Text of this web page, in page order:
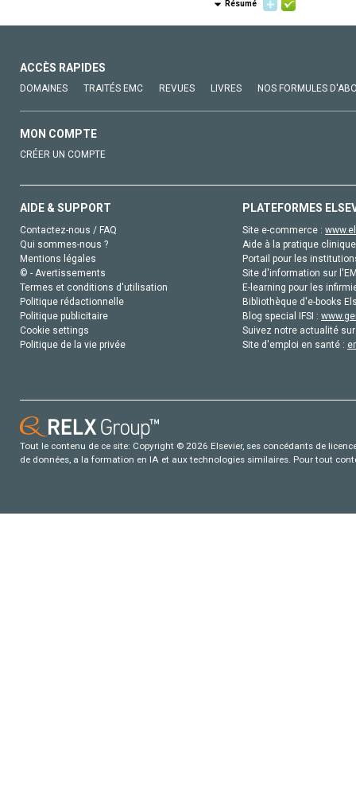
Résumé
ACCÈS RAPIDES
DOMAINES TRAITÉS EMC REVUES LIVRES NOS FORMULES
MON COMPTE
CRÉER UN COMPTE
AIDE & SUPPORT
Contactez-nous / FAQ
Qui sommes-nous ?
Mentions légales
© - Avertissements
Termes et conditions d'utilisation
Politique rédactionnelle
Politique publicitaire
Cookie settings
Politique de la vie privée
PLATEFORMES
Site e-commerce :
Aide à la pratique
Portail pour les
Site d'information sur
E-learning pour les
Bibliothèque d'e-books
Blog special IFSI :
Suivez notre actualité
Site d'emploi en santé :
Tout le contenu de ce site: Copyright © 2026 Elsevier, ses concédants de
de données, a la formation en IA et aux technologies similaires. Pour tout